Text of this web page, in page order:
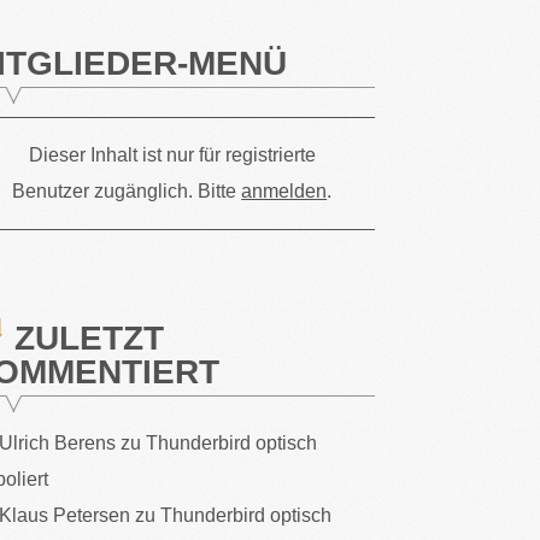
MENÜ
Dieser Inhalt ist nur für registrierte
Benutzer zugänglich. Bitteanmelden.
ZULETZT
Berenszu Thunderbird optisch
Petersen zu Thunderbird optisch